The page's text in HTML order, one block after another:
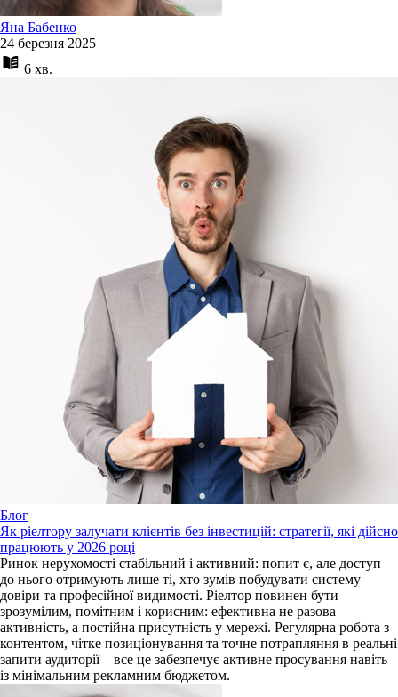
Яна Бабенко
24 березня 2025
6 хв.
Блог
Як ріелтору залучати клієнтів без інвестицій: стратегії, які дійсно
працюють у 2026 році
Ринок нерухомості стабільний і активний: попит є, але доступ
до нього отримують лише ті, хто зумів побудувати систему
довіри та професійної видимості. Ріелтор повинен бути
зрозумілим, помітним і корисним: ефективна не разова
активність, а постійна присутність у мережі. Регулярна робота з
контентом, чітке позиціонування та точне потрапляння в реальні
запити аудиторії – все це забезпечує активне просування навіть
із мінімальним рекламним бюджетом.